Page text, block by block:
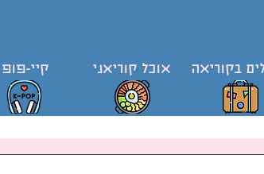
קיי-פופ אוכל קוריאני בקוריאה